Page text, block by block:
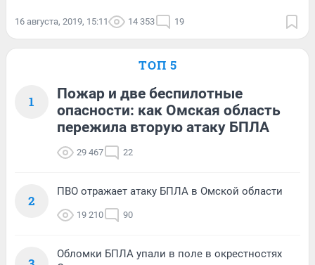
16 августа, 2019, 15:11 14 353 19
ТОП 5
1
Пожар и две беспилотные
опасности: как Омская область
пережила вторую атаку БПЛА
29 467 22
2
ПВО отражает атаку БПЛА в Омской области
19 210 90
Обломки БПЛА упали в поле в окрестностях